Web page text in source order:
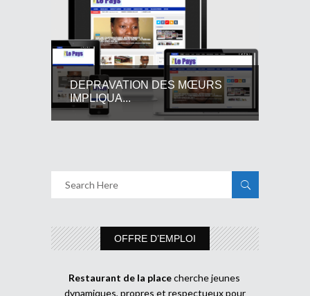
DEPRAVATION DES MŒURS
IMPLIQUA...
OFFRE D’EMPLOI
Restaurant de la placecherche jeunes
dynamiques, propres et respectueux pour